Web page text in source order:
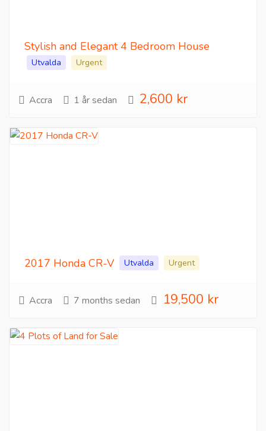
Stylish and Elegant 4 Bedroom House
Utvalda Urgent
Accra 1 år sedan 2,600 kr
2017 Honda CR-V Utvalda Urgent
Accra 7 months sedan 19,500 kr